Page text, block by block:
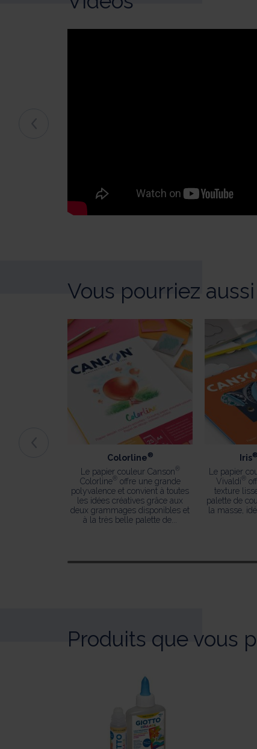
Vous pourriez
Colorline®
Le papier couleur Canson ®
Colorline ® offre une grande
polyvalence et convient à toutes
les idées créatives grâce aux
deux grammages disponibles et
à la très belle palette de...
Iris®
Le papier
Vivaldi ®
texture
palette de
la masse,
Produits que vous